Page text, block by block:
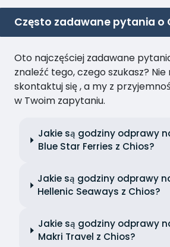
Często zadawane pytania o
Oto najczęściej zadawane
znaleźć tego, czego szukasz?
skontaktuj się , a my z
w Twoim zapytaniu.
Jakie są godziny odprawy
Blue Star Ferries z Chios?
Jakie są godziny odprawy
Hellenic Seaways z Chios?
Jakie są godziny odprawy
Makri Travel z Chios?